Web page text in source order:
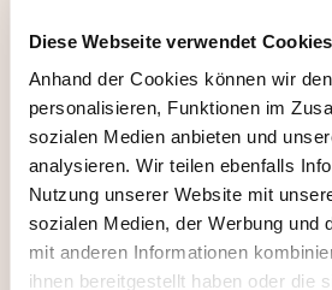
Diese Webseite verwendet Cookies
Anhand der Cookies können wir
personalisieren, Funktionen im
sozialen Medien anbieten und
analysieren. Wir teilen ebenfalls
Nutzung unserer Website mit
sozialen Medien, der Werbung und
mit anderen Informationen
ihnen bereitgestellt haben oder die
Texte.
Périmètre.
Composantes.
Le plan de résolution, le bail-in,
dépôts.
La BRRD1.
La BRRD2: